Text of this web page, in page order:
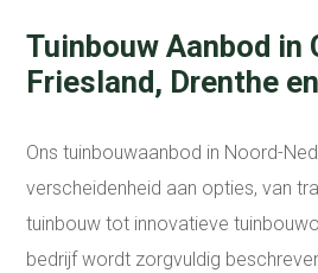
Tuinbouw Aanbod in
Friesland, Drenthe
Ons tuinbouwaanbod in Noord-
verscheidenheid aan opties, van
tuinbouw tot innovatieve
bedrijf wordt zorgvuldig